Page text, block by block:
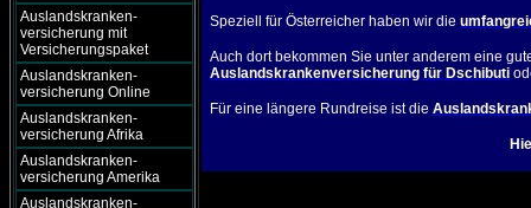
Auslandskranken-
versicherung mit
Versicherungspaket
Auslandskranken-
versicherung Online
Auslandskranken-
versicherung Afrika
Auslandskranken-
versicherung Amerika
Auslandskranken-
Speziell für Österreicher haben wir die
Auch dort bekommen Sie unter anderem eine
Auslandskrankenversicherung für Dschibuti
Für eine längere Rundreise ist die